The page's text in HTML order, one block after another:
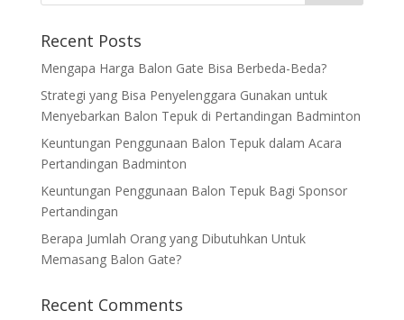
Recent Posts
Mengapa Harga Balon Gate Bisa Berbeda-Beda?
Strategi yang Bisa Penyelenggara Gunakan untuk
Menyebarkan Balon Tepuk di Pertandingan Badminton
Keuntungan Penggunaan Balon Tepuk dalam Acara
Pertandingan Badminton
Keuntungan Penggunaan Balon Tepuk Bagi Sponsor
Pertandingan
Berapa Jumlah Orang yang Dibutuhkan Untuk
Memasang Balon Gate?
Recent Comments